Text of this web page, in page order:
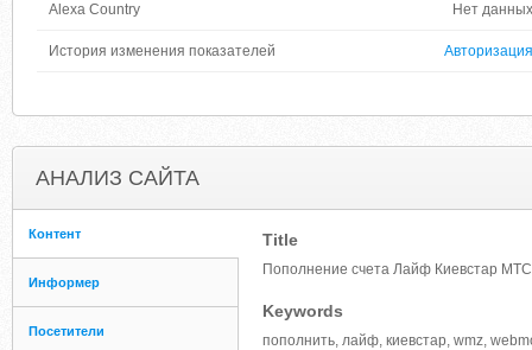
Alexa Country Нет данных
История изменения показателей Авторизация
АНАЛИЗ САЙТА
Контент
Информер
Посетители
Title
Пополнение счета Лайф Киевстар
Keywords
пополнить, лайф, киевстар, wmz,